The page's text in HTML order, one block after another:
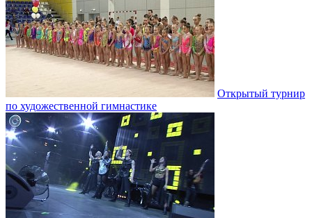
Открытый турнир
по художественной гимнастике